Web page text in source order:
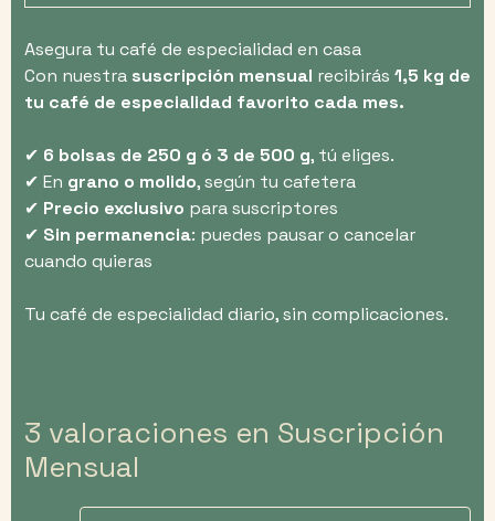
Asegura tu café de especialidad en casa
Con nuestra suscripción mensual recibirás 1,5 kg de
tu café de especialidad favorito cada mes.
✔ 6 bolsas de 250 g ó 3 de 500 g, tú eliges.
✔ En grano o molido, según tu cafetera
✔ Precio exclusivo para suscriptores
✔ Sin permanencia: puedes pausar o cancelar
cuando quieras
Tu café de especialidad diario, sin complicaciones.
3 valoraciones en Suscripción
Mensual